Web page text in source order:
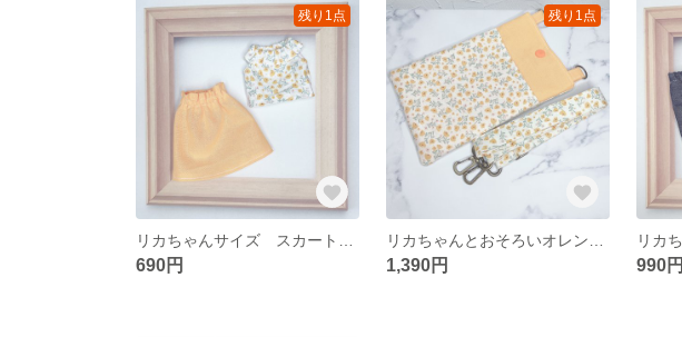
残り1点
690円
残り1点
1,390円 990円